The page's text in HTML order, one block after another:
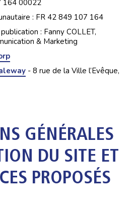
164 00022
: FR 42 849 107 164
: Fanny COLLET,
& Marketing
- 8 rue de la Ville l’Evêque,
GÉNÉRALES
DU SITE ET
PROPOSÉS